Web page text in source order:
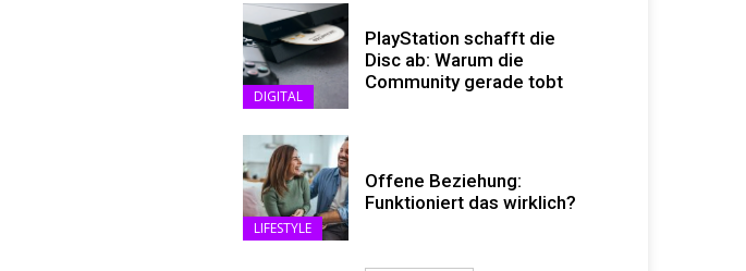
DIGITAL
PlayStation schafft die
Disc ab: Warum die
Community gerade tobt
LIFESTYLE
Offene Beziehung:
Funktioniert das wirklich?